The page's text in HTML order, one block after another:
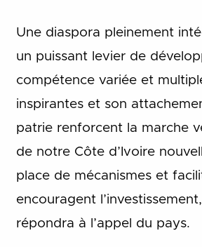
Une diaspora pleinement
un puissant levier de
compétence variée et
inspirantes et son
patrie renforcent la marche
de notre Côte d’Ivoire
place de mécanismes et
encouragent
répondra à l’appel du pays.